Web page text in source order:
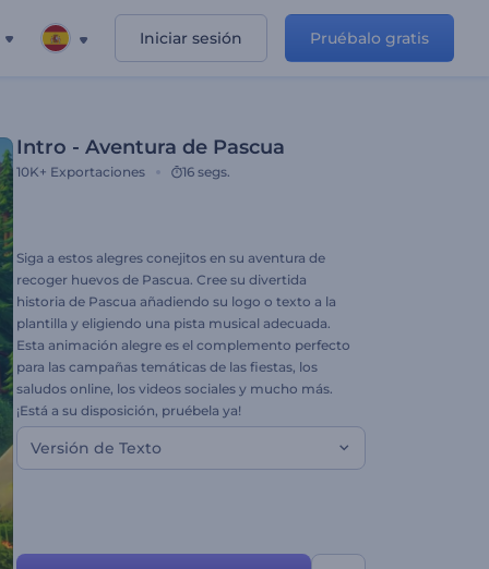
Iniciar sesión Pruébalo gratis
Intro - Aventura de Pascua
10K+ Exportaciones 16 segs.
Siga a estos alegres conejitos en su aventura de
recoger huevos de Pascua. Cree su divertida
historia de Pascua añadiendo su logo o texto a la
plantilla y eligiendo una pista musical adecuada.
Esta animación alegre es el complemento perfecto
para las campañas temáticas de las fiestas, los
saludos online, los videos sociales y mucho más.
¡Está a su disposición, pruébela ya!
Versión de Texto